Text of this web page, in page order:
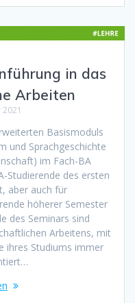
in das
Arbeiten
Basismoduls
und Sprachgeschichte
im Fach-BA
Studierende des ersten
aber auch für
höherer Semester
des Seminars sind
Arbeitens, mit
ihres Studiums immer